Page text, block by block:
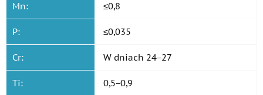
Mn: ≤0,8
P: ≤0,035
Cr: W dniach 24−27
Ti: 0,5−0,9